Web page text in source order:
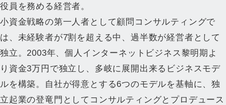
役員を務める経営者。
小資金戦略の第一人者として顧問コンサルティングで
は、未経験者が7割を超える中、過半数が経営者として
独立。2003年、個人インターネットビジネス黎明期よ
り資金3万円で独立し、多岐に展開出来るビジネスモデ
ルを構築。自社が得意とする6つのモデルを基軸に、独
立起業の登竜門としてコンサルティングとプロデュース